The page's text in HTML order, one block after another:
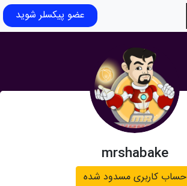
عضو پیکسلر شوید
mrshabake
حساب کاربری مسدود شده